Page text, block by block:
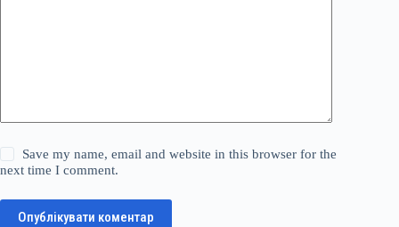
Save my name, email and website in this browser for the
next time I comment.
Опублікувати коментар